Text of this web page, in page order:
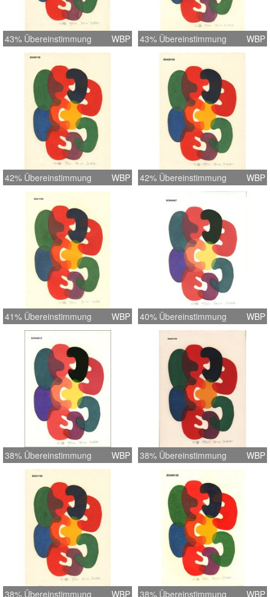
43% Übereinstimmung WBP 43% Übereinstimmung WBP
42% Übereinstimmung WBP 42% Übereinstimmung WBP
41% Übereinstimmung WBP 40% Übereinstimmung WBP
38% Übereinstimmung WBP 38% Übereinstimmung WBP
38% Übereinstimmung WBP 38% Übereinstimmung WBP